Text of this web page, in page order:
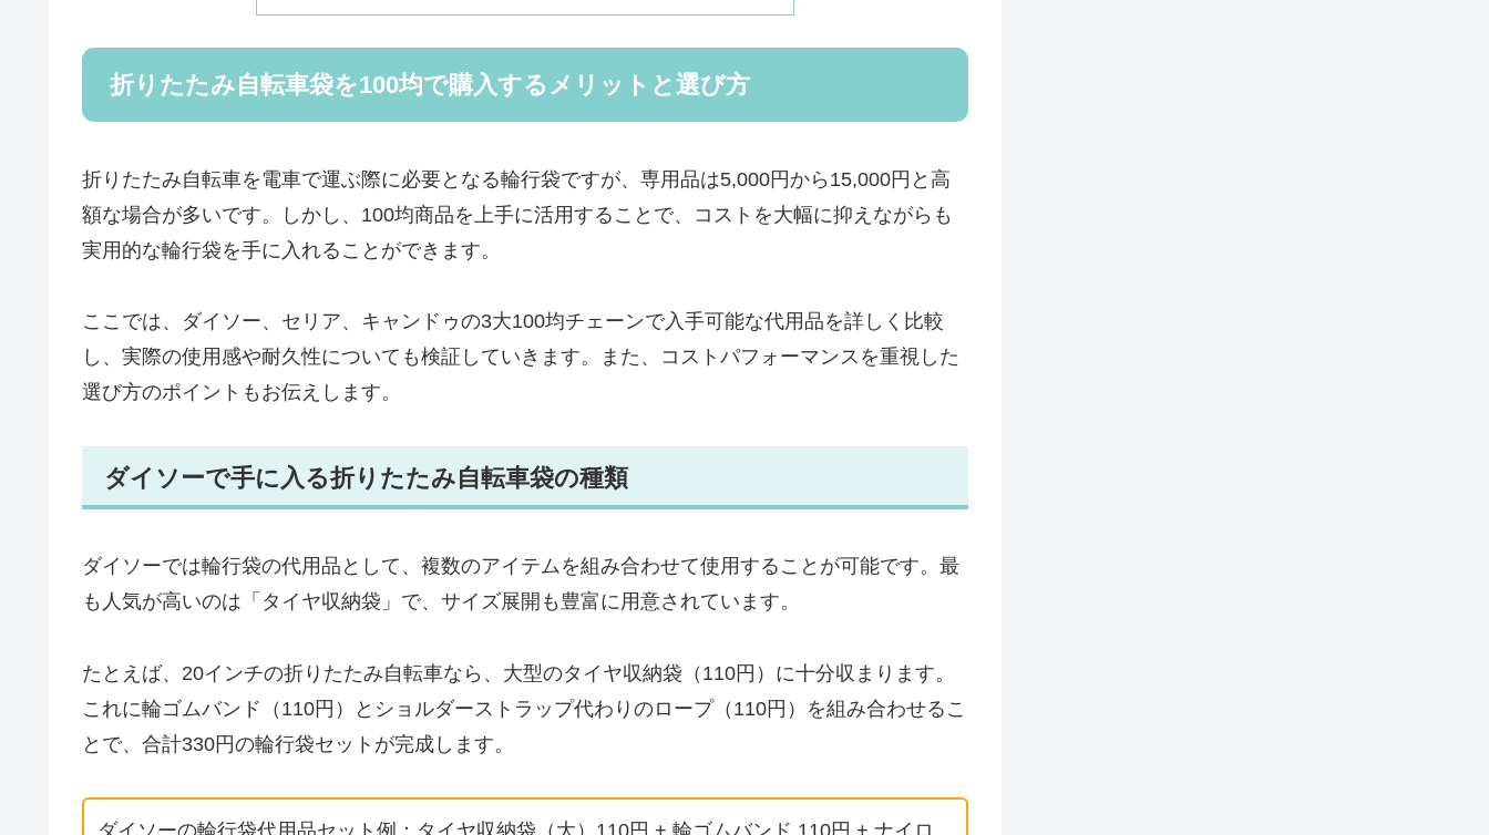
折りたたみ自転車袋を100均で購入するメリットと選び方
折りたたみ自転車を電車で運ぶ際に必要となる輪行袋ですが、専用品は5,000円から15,000円と高
額な場合が多いです。しかし、100均商品を上手に活用することで、コストを大幅に抑えながらも
実用的な輪行袋を手に入れることができます。
ここでは、ダイソー、セリア、キャンドゥの3大100均チェーンで入手可能な代用品を詳しく比較
し、実際の使用感や耐久性についても検証していきます。また、コストパフォーマンスを重視した
選び方のポイントもお伝えします。
ダイソーで手に入る折りたたみ自転車袋の種類
ダイソーでは輪行袋の代用品として、複数のアイテムを組み合わせて使用することが可能です。最
も人気が高いのは「タイヤ収納袋」で、サイズ展開も豊富に用意されています。
たとえば、20インチの折りたたみ自転車なら、大型のタイヤ収納袋（110円）に十分収まります。
これに輪ゴムバンド（110円）とショルダーストラップ代わりのロープ（110円）を組み合わせるこ
とで、合計330円の輪行袋セットが完成します。
ダイソーの輪行袋代用品セット例：タイヤ収納袋（大）110円 + 輪ゴムバンド 110円 + ナイロ